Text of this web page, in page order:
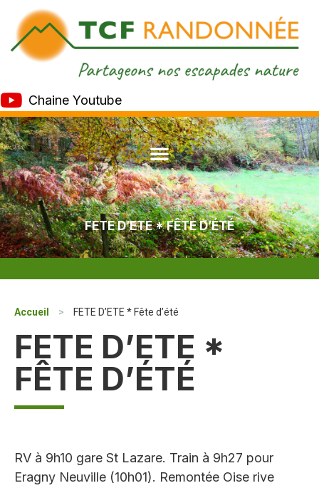
Chaine Youtube
FETE D’ETE * FÊTE D’ÉTÉ
Accueil > FETE D’ETE * Fête d’été
FETE D’ETE *
FÊTE D’ÉTÉ
RV à 9h10 gare St Lazare. Train à 9h27 pour
Eragny Neuville (10h01). Remontée Oise rive